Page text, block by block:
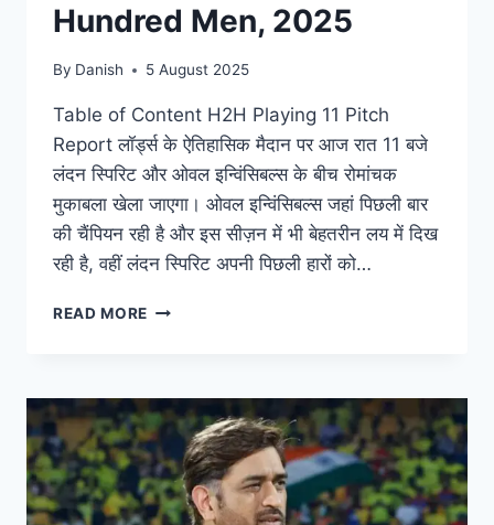
Hundred Men, 2025
By Danish 5 August 2025
Table of Content H2H Playing 11 Pitch
Report लॉर्ड्स के ऐतिहासिक मैदान पर आज रात 11 बजे
लंदन स्पिरिट और ओवल इन्विंसिबल्स के बीच रोमांचक
मुकाबला खेला जाएगा। ओवल इन्विंसिबल्स जहां पिछली बार
की चैंपियन रही है और इस सीज़न में भी बेहतरीन लय में दिख
रही है, वहीं लंदन स्पिरिट अपनी पिछली हारों को…
READ MORE